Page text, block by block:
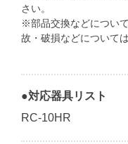
さい。
※部品交換などについ
故・破損などについて
●対応器具リスト
RC-10HR